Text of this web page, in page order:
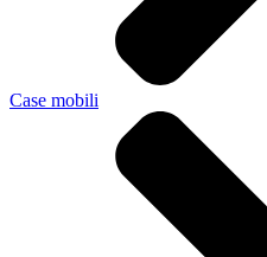
Case mobili